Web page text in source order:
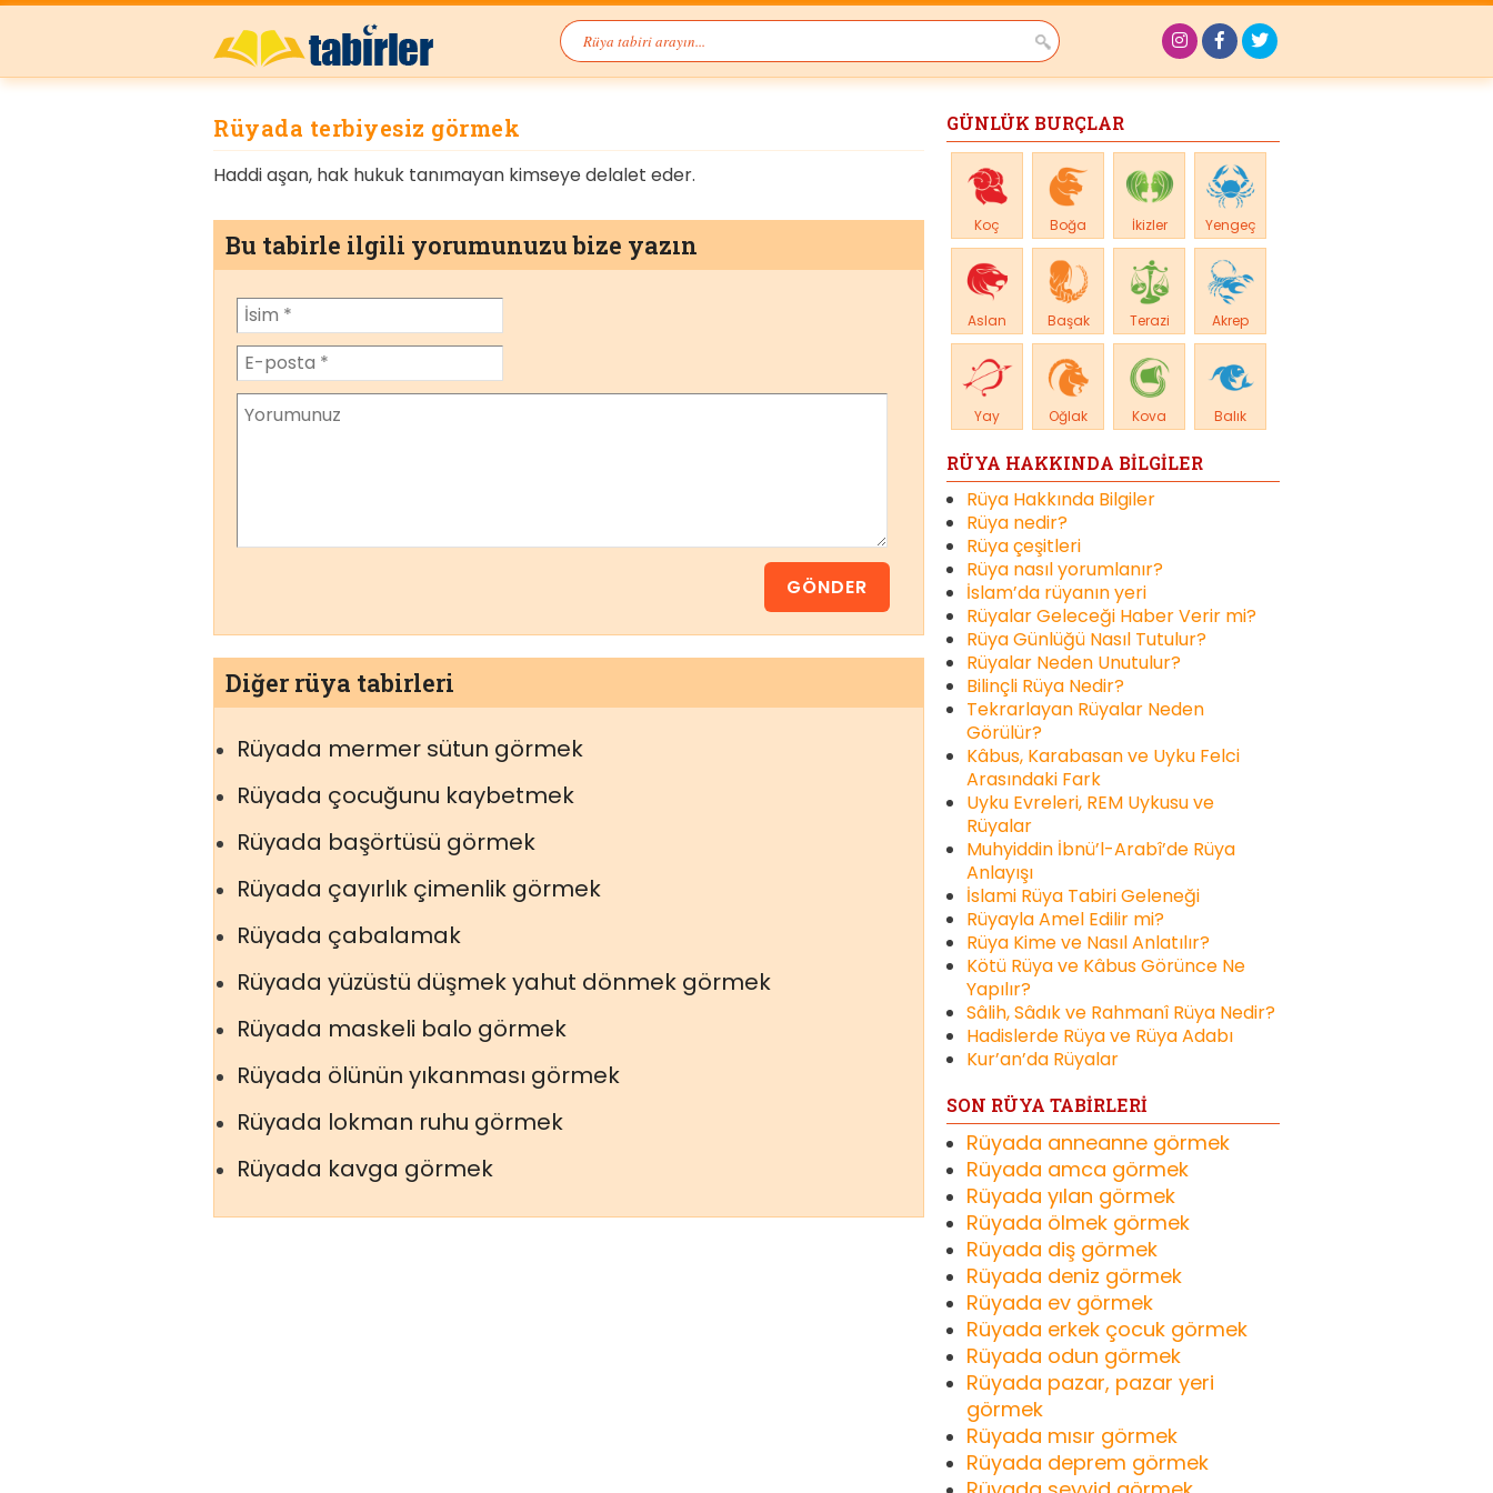
Rüyada terbiyesiz görmek
Haddi aşan, hak hukuk tanımayan kimseye delalet eder.
Bu tabirle ilgili yorumunuzu bize yazın
Diğer rüya tabirleri
Rüyada mermer sütun görmek
Rüyada çocuğunu kaybetmek
Rüyada başörtüsü görmek
Rüyada çayırlık çimenlik görmek
Rüyada çabalamak
Rüyada yüzüstü düşmek yahut dönmek görmek
Rüyada maskeli balo görmek
Rüyada ölünün yıkanması görmek
Rüyada lokman ruhu görmek
Rüyada kavga görmek
GÜNLÜK BURÇLAR
Koç Boğa İkizler Yengeç
Aslan Başak Terazi Akrep
Yay Oğlak Kova Balık
RÜYA HAKKINDA BİLGİLER
Rüya Hakkında Bilgiler
Rüya nedir?
Rüya çeşitleri
Rüya nasıl yorumlanır?
İslam’da rüyanın yeri
Rüyalar Geleceği Haber Verir mi?
Rüya Günlüğü Nasıl Tutulur?
Rüyalar Neden Unutulur?
Bilinçli Rüya Nedir?
Tekrarlayan Rüyalar Neden
Görülür?
Kâbus, Karabasan ve Uyku Felci
Arasındaki Fark
Uyku Evreleri, REM Uykusu ve
Rüyalar
Muhyiddin İbnü’l-Arabî’de Rüya
Anlayışı
İslami Rüya Tabiri Geleneği
Rüyayla Amel Edilir mi?
Rüya Kime ve Nasıl Anlatılır?
Kötü Rüya ve Kâbus Görünce Ne
Yapılır?
Sâlih, Sâdık ve Rahmanî Rüya Nedir?
Hadislerde Rüya ve Rüya Adabı
Kur’an’da Rüyalar
SON RÜYA TABİRLERİ
Rüyada anneanne görmek
Rüyada amca görmek
Rüyada yılan görmek
Rüyada ölmek görmek
Rüyada diş görmek
Rüyada deniz görmek
Rüyada ev görmek
Rüyada erkek çocuk görmek
Rüyada odun görmek
Rüyada pazar, pazar yeri
görmek
Rüyada mısır görmek
Rüyada deprem görmek